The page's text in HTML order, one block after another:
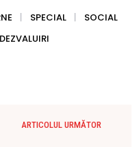
SPECIAL
SOCIAL
DEZVALUIRI
ARTICOLUL URMĂTOR